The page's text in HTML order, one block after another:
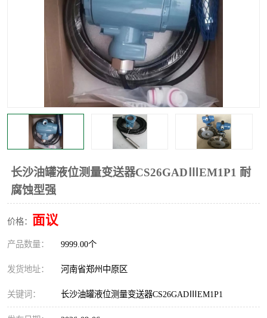
长沙油罐液位测量变送器CS26GADⅢEM1P1 耐
腐蚀型强
价格： 面议
产品数量： 9999.00个
发货地址： 河南省郑州中原区
关键词： 长沙油罐液位测量变送器CS26GADⅢEM1P1
差压变送器 温度传感器变送器
压力变送器 电容物位计
温度显示控制仪表 电量变送器
流量计 工业自动化系统成套设备